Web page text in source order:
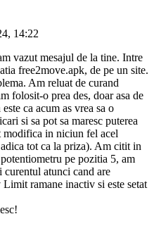
14:22
vazut mesajul de la tine. Intre
free2move.apk, de pe un site.
Am reluat de curand
folosit-o prea des, doar asa de
ca acum as vrea sa o
si sa pot sa maresc puterea
modifica in niciun fel acel
tot ca la priza). Am citit in
pe pozitia 5, am
curentul atunci cand are
ramane inactiv si este setat